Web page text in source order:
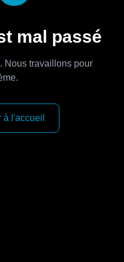
mal passé
Nous travaillons pour
à l'accueil